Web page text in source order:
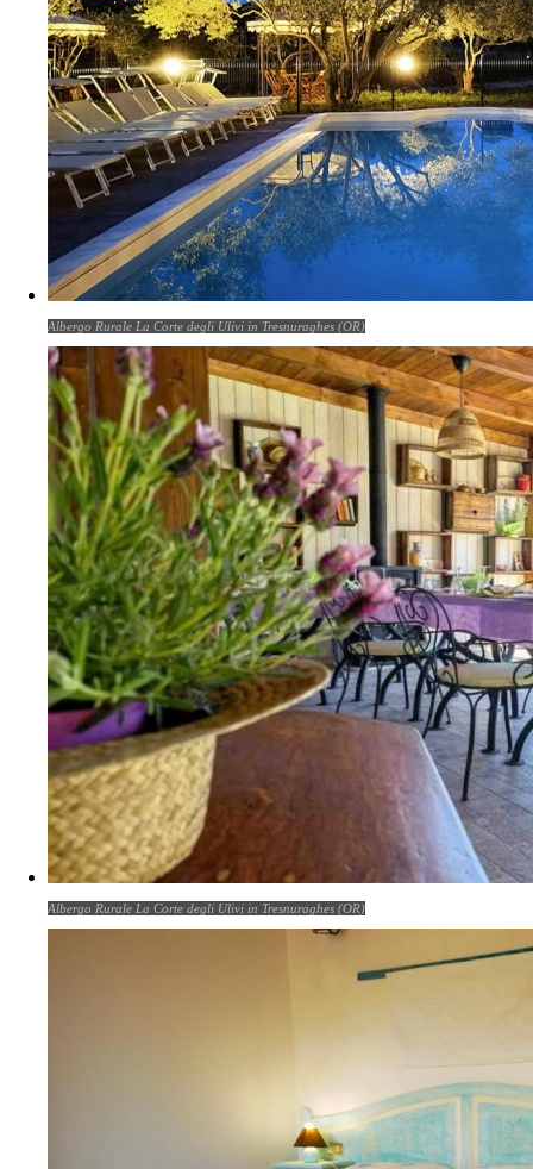
Albergo Rurale La Corte degli Ulivi in Tresnuraghes (OR)
Albergo Rurale La Corte degli Ulivi in Tresnuraghes (OR)